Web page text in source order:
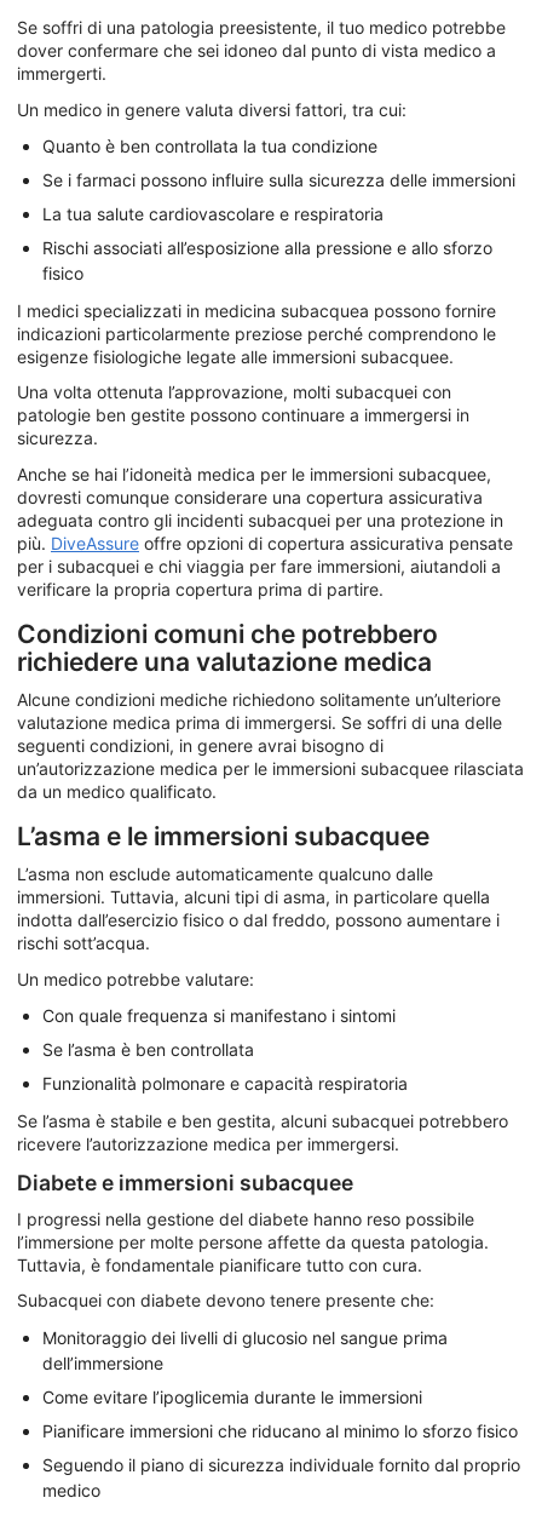
Se soffri di una patologia preesistente, il tuo medico potrebbe
dover confermare che sei idoneo dal punto di vista medico a
immergerti.
Un medico in genere valuta diversi fattori, tra cui:
Quanto è ben controllata la tua condizione
Se i farmaci possono influire sulla sicurezza delle immersioni
La tua salute cardiovascolare e respiratoria
Rischi associati all’esposizione alla pressione e allo sforzo
fisico
I medici specializzati in medicina subacquea possono fornire
indicazioni particolarmente preziose perché comprendono le
esigenze fisiologiche legate alle immersioni subacquee.
Una volta ottenuta l’approvazione, molti subacquei con
patologie ben gestite possono continuare a immergersi in
sicurezza.
Anche se hai l’idoneità medica per le immersioni subacquee,
dovresti comunque considerare una copertura assicurativa
adeguata contro gli incidenti subacquei per una protezione in
più. DiveAssure offre opzioni di copertura assicurativa pensate
per i subacquei e chi viaggia per fare immersioni, aiutandoli a
verificare la propria copertura prima di partire.
Condizioni comuni che potrebbero
richiedere una valutazione medica
Alcune condizioni mediche richiedono solitamente un’ulteriore
valutazione medica prima di immergersi. Se soffri di una delle
seguenti condizioni, in genere avrai bisogno di
un’autorizzazione medica per le immersioni subacquee rilasciata
da un medico qualificato.
L’asma e le immersioni subacquee
L’asma non esclude automaticamente qualcuno dalle
immersioni. Tuttavia, alcuni tipi di asma, in particolare quella
indotta dall’esercizio fisico o dal freddo, possono aumentare i
rischi sott’acqua.
Un medico potrebbe valutare:
Con quale frequenza si manifestano i sintomi
Se l’asma è ben controllata
Funzionalità polmonare e capacità respiratoria
Se l’asma è stabile e ben gestita, alcuni subacquei potrebbero
ricevere l’autorizzazione medica per immergersi.
Diabete e immersioni subacquee
I progressi nella gestione del diabete hanno reso possibile
l’immersione per molte persone affette da questa patologia.
Tuttavia, è fondamentale pianificare tutto con cura.
Subacquei con diabete devono tenere presente che:
Monitoraggio dei livelli di glucosio nel sangue prima
dell’immersione
Come evitare l’ipoglicemia durante le immersioni
Pianificare immersioni che riducano al minimo lo sforzo fisico
Seguendo il piano di sicurezza individuale fornito dal proprio
medico